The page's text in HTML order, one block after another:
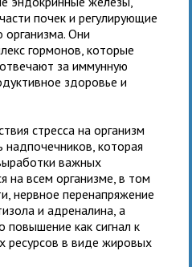
почек и регулирующие
организма. Они
гормонов, которые
за иммунную
здоровье и
стресса на организм
надпочечников, которая
важных
на всем организме, в том
нервное перенапряжение
и адреналина, а
повышение как сигнал к
ресурсов в виде жировых